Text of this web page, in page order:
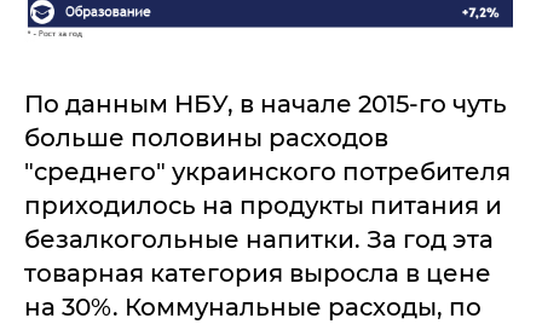
По данным НБУ, в начале 2015-го чуть
больше половины расходов
"среднего" украинского потребителя
приходилось на продукты питания и
безалкогольные напитки. За год эта
товарная категория выросла в цене
на 30%. Коммунальные расходы, по